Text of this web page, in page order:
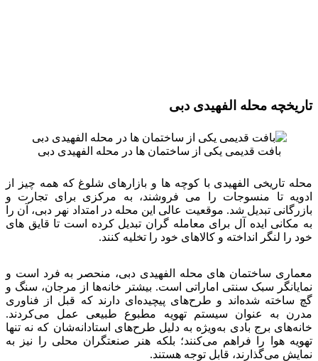
تاریخچه محله الفهیدی دبی
بافت قدیمی یکی از ساختمان ها در محله الفهیدی دبی
محله تاریخی الفهیدی با کوچه ها و بازارهای شلوغ که همه چیز از
ادویه تا منسوجات را می فروشند، به مرکزی برای تجارت و
بازرگانی تبدیل شد. موقعیت عالی این محله در امتداد نهر دبی، آن را
به مکانی ایده آل برای معامله گران تبدیل کرده است تا قایق های
خود را لنگر انداخته و کالاهای خود را تخلیه کنند.
معماری ساختمان های محله الفهیدی دبی، منحصر به فرد است و
نمایانگر سبک سنتی اماراتی است. بیشتر خانه‌ها از مرجان، سنگ و
گچ ساخته شده‌اند و طرح‌های پیچیده‌ای دارند که قبل از فناوری
مدرن به عنوان سیستم تهویه مطبوع طبیعی عمل می‌کردند.
خانه‌های برج بادی به‌ویژه به دلیل طرح‌های استادانه‌شان که نه تنها
تهویه هوا را فراهم می‌کنند؛ بلکه هنر صنعتگران محلی را نیز به
نمایش می‌گذارند، قابل توجه هستند.